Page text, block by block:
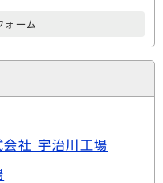
ォーム
会社 宇治川工場